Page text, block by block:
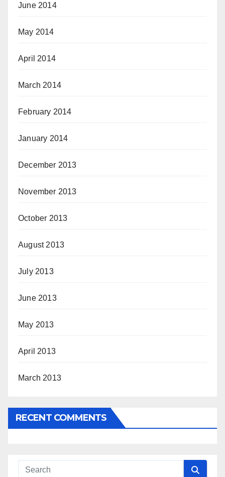
June 2014
May 2014
April 2014
March 2014
February 2014
January 2014
December 2013
November 2013
October 2013
August 2013
July 2013
June 2013
May 2013
April 2013
March 2013
RECENT COMMENTS